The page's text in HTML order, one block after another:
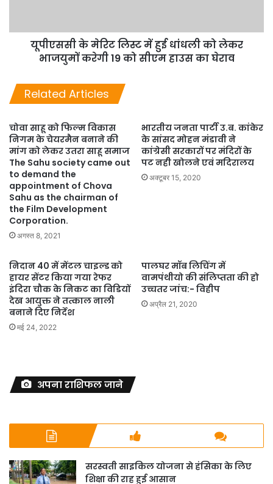
यूपीएससी के मेरिट लिस्ट में हुई धांधली को लेकर
भाजयुमों करेगी 19 को सीएम हाउस का घेराव
Related Articles
चोवा साहू को फिल्म विकास
निगम के चेयरमैन बनाने की
मांग को लेकर उतरा साहू समाज
The Sahu society came out
to demand the
appointment of Chova
Sahu as the chairman of
the Film Development
Corporation.
अगस्त 8, 2021
भारतीय जनता पार्टी उ.ब. कांकेर
के सांसद मोहन मंडावी ने
कांग्रेसी सरकारों पर मंदिरों के
पट नही खोलने एवं मदिरालय
अक्टूबर 15, 2020
निदान 40 में मेंटल चाइल्ड को
हायर सेंटर किया गया रेफर
इंदिरा चौक के निकट का विडियों
देख आयुक्त ने तत्काल नाली
बनाने दिए निर्देश
मई 24, 2022
पालघर मॉब लिचिंग में
वामपंथीयो की संलिप्तता की हो
उच्चतर जांच:- विहीप
अप्रैल 21, 2020
अपना राशिफल जाने
सरस्वती साइकिल योजना से हंसिका के लिए
शिक्षा की राह हुई आसान